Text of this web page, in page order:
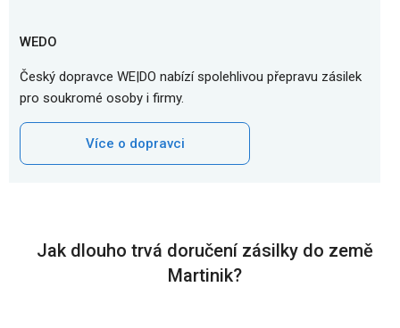
WEDO
Český dopravce WE|DO nabízí spolehlivou přepravu zásilek
pro soukromé osoby i firmy.
Více o dopravci
Jak dlouho trvá doručení zásilky do země
Martinik?